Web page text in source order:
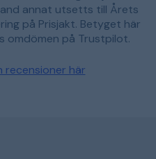
annat utsetts till Årets
på Prisjakt. Betyget här
omdömen på Trustpilot.
recensioner här